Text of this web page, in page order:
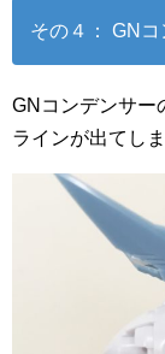
その４： GN
GNコンデンサー
ラインが出てし